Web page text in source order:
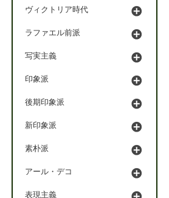
ヴィクトリア時代
ラファエル前派
写実主義
印象派
後期印象派
新印象派
素朴派
アール・デコ
表現主義